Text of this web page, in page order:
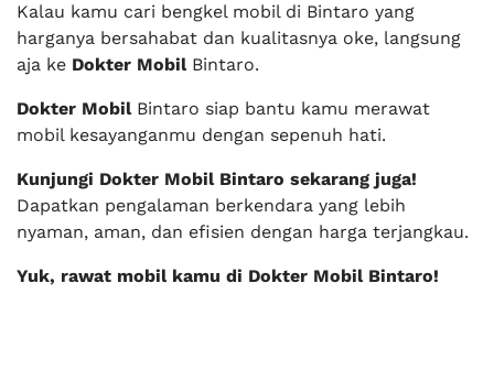
Kalau kamu cari bengkel mobil di Bintaro yang
harganya bersahabat dan kualitasnya oke, langsung
aja ke Dokter MobilBintaro.
Dokter MobilBintaro siap bantu kamu merawat
mobil kesayanganmu dengan sepenuh hati.
Kunjungi Dokter Mobil Bintaro sekarang juga!
Dapatkan pengalaman berkendara yang lebih
nyaman, aman, dan efisien dengan harga terjangkau.
Yuk, rawat mobil kamu di Dokter Mobil Bintaro!